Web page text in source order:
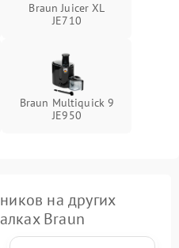
Braun Juicer XL
JE710
Braun Multiquick 9
JE950
на других
Braun